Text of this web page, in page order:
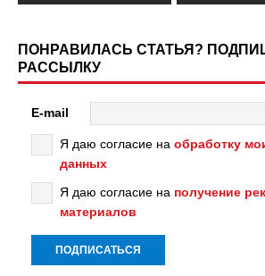
ПОНРАВИЛАСЬ СТАТЬЯ?
РАССЫЛКУ
E-mail
Я даю согласие на обработку
данных
Я даю согласие на получение
материалов